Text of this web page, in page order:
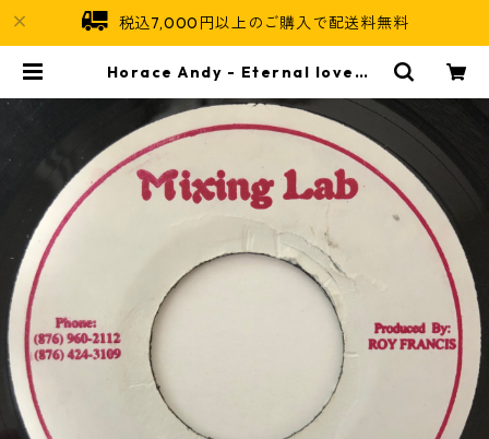
税込7,000円以上のご購入で配送料無料
Horace Andy - Eternal love【7